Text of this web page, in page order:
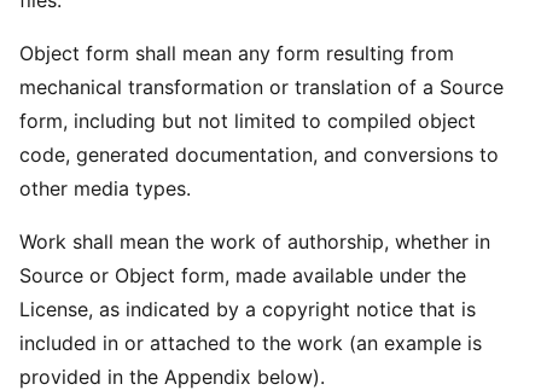
Object form shall mean any form resulting from
mechanical transformation or translation of a Source
form, including but not limited to compiled object
code, generated documentation, and conversions to
other media types.
Work shall mean the work of authorship, whether in
Source or Object form, made available under the
License, as indicated by a copyright notice that is
included in or attached to the work (an example is
provided in the Appendix below).